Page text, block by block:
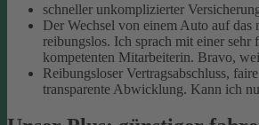
schneller unkomplizierter
Der Wechsel von einem Auto auf das
reibungslos. Ich sprach mit einer sehr
kompetenten Mitarbeiterin. Bravo,
Reibungsloser Vertragsabschluss,
transparente Abwicklung. Kann ich